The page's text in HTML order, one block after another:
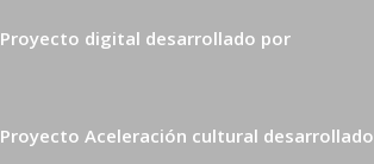
Proyecto digital desarrollado por
Proyecto Aceleración cultural